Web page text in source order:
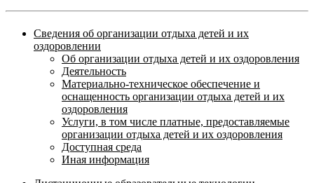
Сведения об организации отдыха детей и их
оздоровлении
Об организации отдыха детей и их оздоровления
Деятельность
Материально-техническое обеспечение и
оснащенность организации отдыха детей и их
оздоровления
Услуги, в том числе платные, предоставляемые
организации отдыха детей и их оздоровления
Доступная среда
Иная информация